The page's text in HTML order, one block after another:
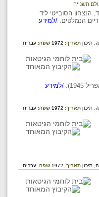
השנייה
על לנינגרד, הנצחון הסובייטי ליד
הנמלטים. /למידע
תיכון תאריך: 1972 שפה: עברית
/למידע
תיכון תאריך: 1972 שפה: עברית
תיכון תאריך: 1972 שפה: עברית